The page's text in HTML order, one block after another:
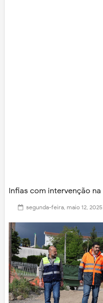
Infias com intervenção na
segunda-feira, maio 12, 2025